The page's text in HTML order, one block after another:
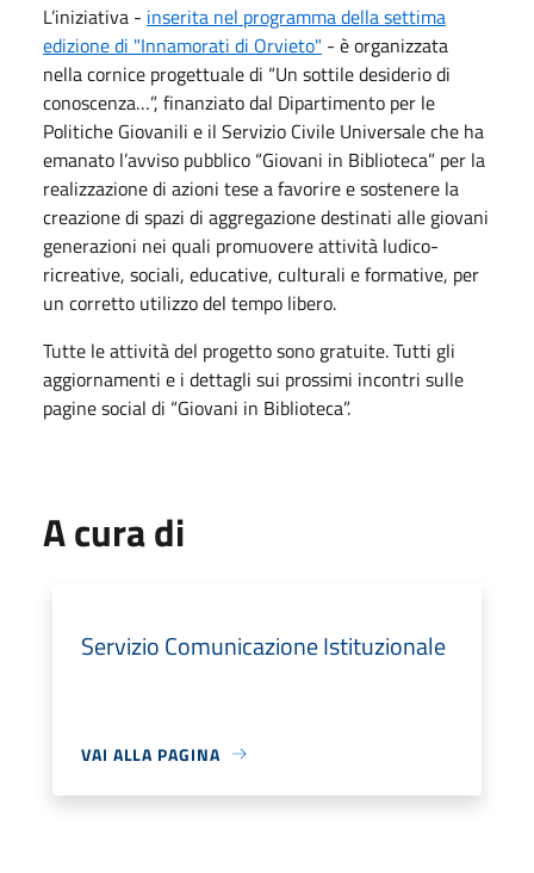
L’iniziativa - inserita nel programma della settima
edizione di "Innamorati di Orvieto" - è organizzata
nella cornice progettuale di “Un sottile desiderio di
conoscenza…”, finanziato dal Dipartimento per le
Politiche Giovanili e il Servizio Civile Universale che ha
emanato l’avviso pubblico “Giovani in Biblioteca” per la
realizzazione di azioni tese a favorire e sostenere la
creazione di spazi di aggregazione destinati alle giovani
generazioni nei quali promuovere attività ludico-
ricreative, sociali, educative, culturali e formative, per
un corretto utilizzo del tempo libero.
Tutte le attività del progetto sono gratuite. Tutti gli
aggiornamenti e i dettagli sui prossimi incontri sulle
pagine social di “Giovani in Biblioteca”.
A cura di
Servizio Comunicazione Istituzionale
VAI ALLA PAGINA